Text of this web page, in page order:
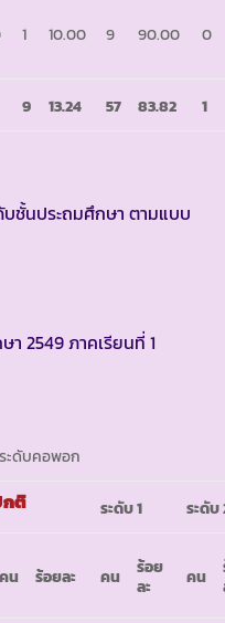
1 10.00 9 90.00 0
9 13.24 57 83.82 1
บชั้นประถมศึกษา ตามแบบ
2549 ภาคเรียนที่ 1
ระดับคอพอก
ติ ระดับ1 ระดับ
คน ร้อยละ คน
ร้อย
ละ
คน